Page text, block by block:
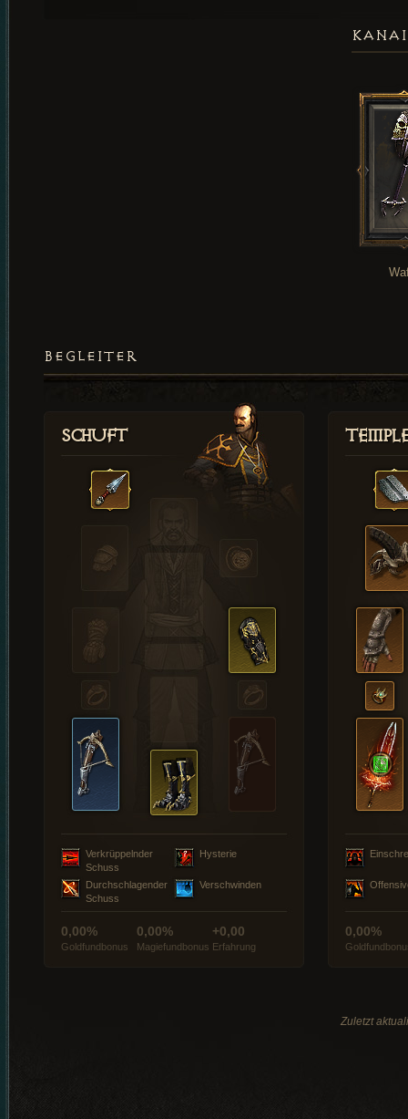
BEGLEITER
Schuft
Verkrüppelnder
Schuss
Hysterie
Durchschlagender
Schuss
Verschwinden
0,00%
Goldfundbonus
0,00%
Magiefundbonus
+0,00
Erfahrung
0,00%
Zuletzt